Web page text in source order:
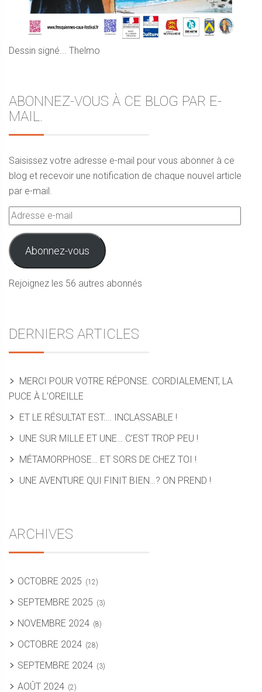
Dessin signé... Thelmo
ABONNEZ-VOUS À CE BLOG PAR E-
MAIL.
Saisissez votre adresse e-mail pour vous abonner à ce
blog et recevoir une notification de chaque nouvel article
par e-mail.
Adresse
e-
mail
Abonnez-vous
Rejoignez les 56 autres abonnés
DERNIERS ARTICLES
MERCI POUR VOTRE RÉPONSE. CORDIALEMENT, LA
PUCE À L’OREILLE
ET LE RÉSULTAT EST…. INCLASSABLE !
UNE SUR MILLE ET UNE… C’EST TROP PEU !
MÉTAMORPHOSE… ET SORS DE CHEZ TOI !
UNE AVENTURE QUI FINIT BIEN…? ON PREND !
ARCHIVES
OCTOBRE 2025 (12)
SEPTEMBRE 2025 (3)
NOVEMBRE 2024 (8)
OCTOBRE 2024 (28)
SEPTEMBRE 2024 (3)
AOÛT 2024 (2)